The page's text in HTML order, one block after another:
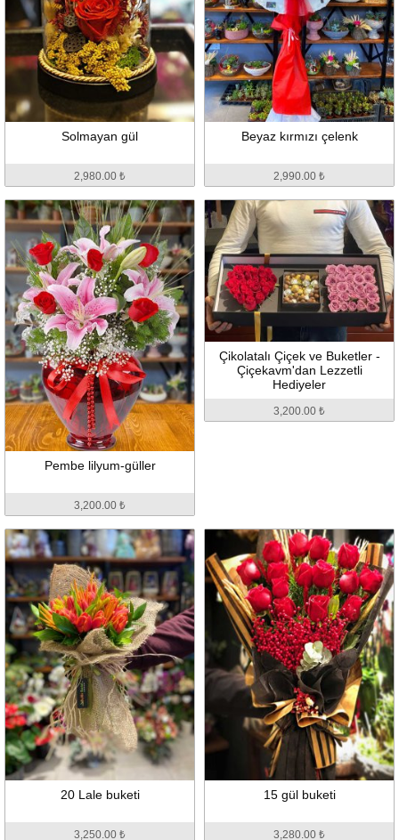
Solmayan gül
2,980.00 ₺
Beyaz kırmızı çelenk
2,990.00 ₺
Pembe lilyum-güller
3,200.00 ₺
Çikolatalı Çiçek ve Buketler -
Çiçekavm'dan Lezzetli
Hediyeler
3,200.00 ₺
20 Lale buketi
3,250.00 ₺
15 gül buketi
3,280.00 ₺